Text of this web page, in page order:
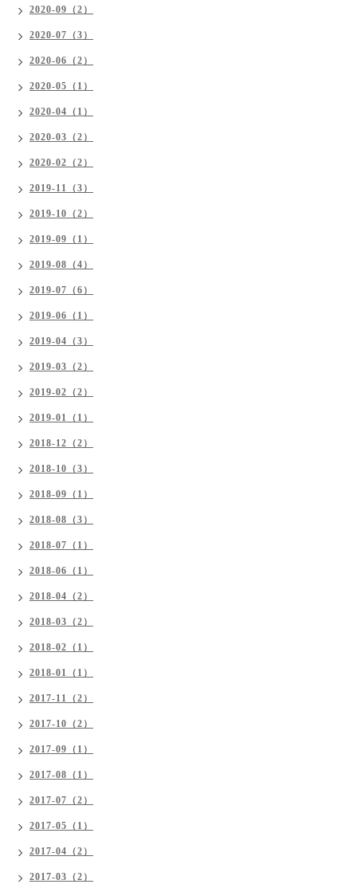
2020-09（2）
2020-07（3）
2020-06（2）
2020-05（1）
2020-04（1）
2020-03（2）
2020-02（2）
2019-11（3）
2019-10（2）
2019-09（1）
2019-08（4）
2019-07（6）
2019-06（1）
2019-04（3）
2019-03（2）
2019-02（2）
2019-01（1）
2018-12（2）
2018-10（3）
2018-09（1）
2018-08（3）
2018-07（1）
2018-06（1）
2018-04（2）
2018-03（2）
2018-02（1）
2018-01（1）
2017-11（2）
2017-10（2）
2017-09（1）
2017-08（1）
2017-07（2）
2017-05（1）
2017-04（2）
2017-03（2）